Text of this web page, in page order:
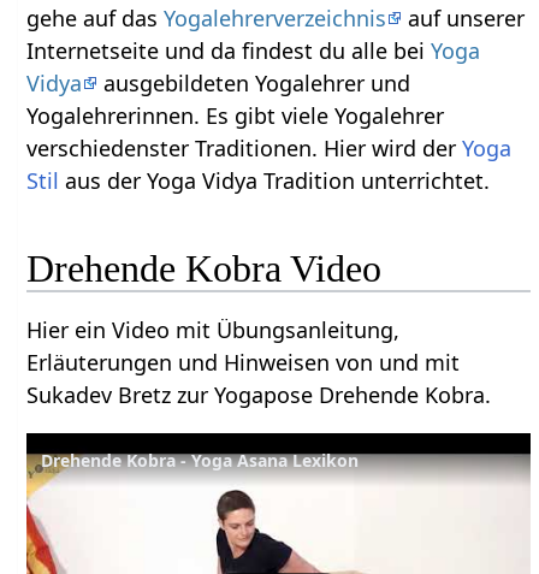
gehe auf dasYogalehrerverzeichnis
auf unserer
Internetseite und da findest du alle beiYoga
Vidya
ausgebildeten Yogalehrer und
Yogalehrerinnen. Es gibt viele Yogalehrer
verschiedenster Traditionen. Hier wird derYoga
Stil aus der Yoga Vidya Tradition unterrichtet.
Drehende Kobra Video
Hier ein Video mit Übungsanleitung,
Erläuterungen und Hinweisen von und mit
Sukadev Bretz zur Yogapose Drehende Kobra.
Drehende Kobra - Yoga Asana Lexikon